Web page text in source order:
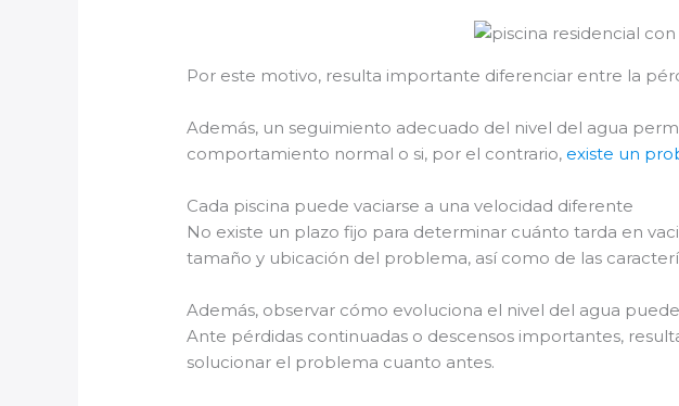
Por este motivo, resulta importante diferenciar entre la
Además, un seguimiento adecuado del nivel del agua
comportamiento normal o si, por el contrario, existe un
Cada piscina puede vaciarse a una velocidad diferente
No existe un plazo fijo para determinar cuánto tarda en
tamaño y ubicación del problema, así como de las
Además, observar cómo evoluciona el nivel del agua
Ante pérdidas continuadas o descensos importantes,
solucionar el problema cuanto antes.